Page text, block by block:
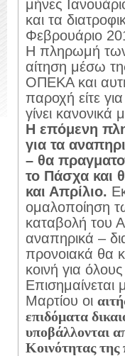
μήνες
και τα
Φεβρουάριο
Η πληρωμή
αίτηση μέσω
ΟΠΕΚΑ και αυτή
παροχή είτε
γίνει κανονικά
Η επόμενη
για τα
– θα
το Πάσχα και
και Απρίλιο.
ομαλοποίηση
καταβολή του
αναπηρικά –
προνοιακά θα
κοινή για
Μαρτίου οι
επιδόματα
υποβάλλονται
Κοινότητας της